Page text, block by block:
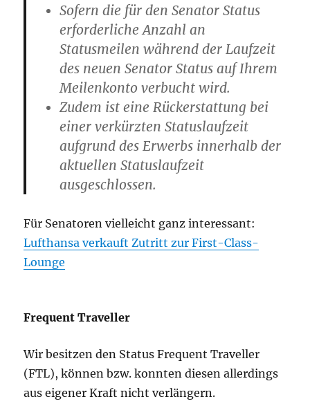
Sofern die für den Senator Status
erforderliche Anzahl an
Statusmeilen während der Laufzeit
des neuen Senator Status auf Ihrem
Meilenkonto verbucht wird.
Zudem ist eine Rückerstattung bei
einer verkürzten Statuslaufzeit
aufgrund des Erwerbs innerhalb der
aktuellen Statuslaufzeit
ausgeschlossen.
Für Senatoren vielleicht ganz interessant:
Lufthansa verkauft Zutritt zur First-Class-
Lounge
Frequent Traveller
Wir besitzen den Status Frequent Traveller
(FTL), können bzw. konnten diesen allerdings
aus eigener Kraft nicht verlängern.